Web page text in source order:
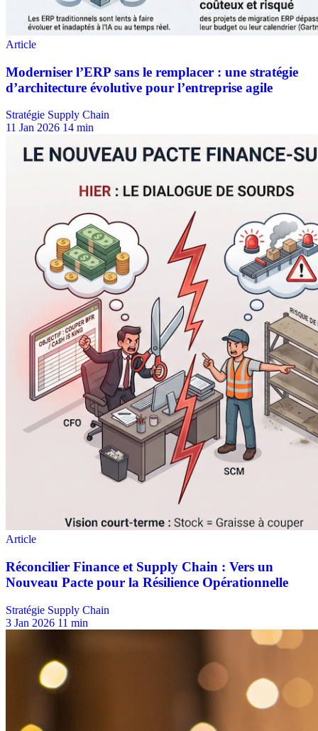
Stratégie Supply Chain
11 Jan 2026 14 min
Stratégie Supply Chain
3 Jan 2026 11 min